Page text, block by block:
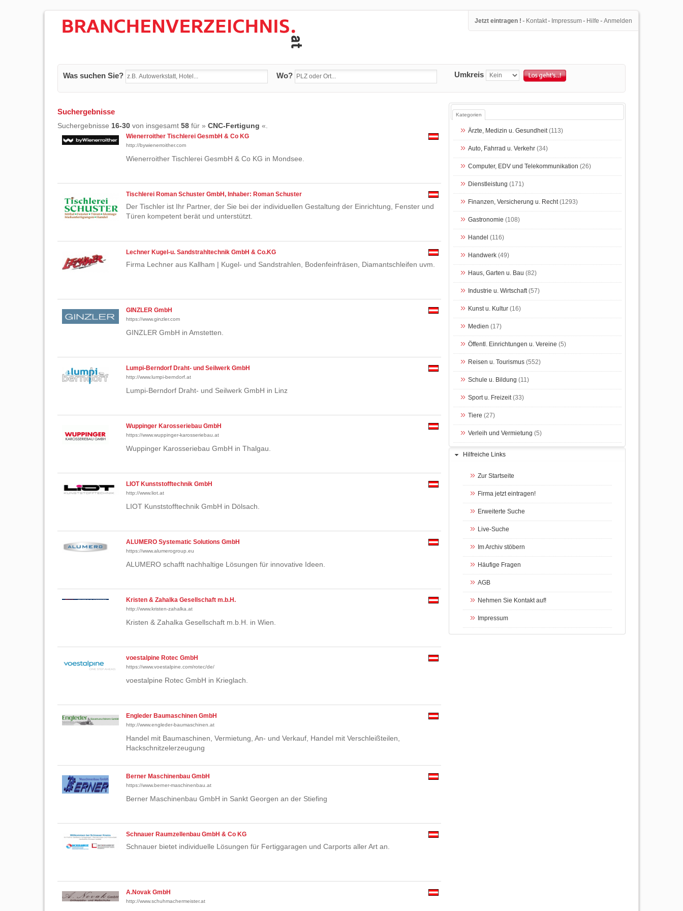
Jetzt eintragen ! - Kontakt- Impressum- Hilfe - Anmelden
Was suchen Sie? Wo? Umkreis
Suchergebnisse
Suchergebnisse 16-30 von insgesamt 58 für » CNC-Fertigung «.
Wienerroither Tischlerei GesmbH & Co KG
http://bywienerroither.com
Wienerroither Tischlerei GesmbH & Co KG in Mondsee.
Tischlerei Roman Schuster GmbH, Inhaber: Roman Schuster
Der Tischler ist Ihr Partner, der Sie bei der individuellen Gestaltung der Einrichtung, Fenster und
Türen kompetent berät und unterstützt.
Lechner Kugel-u. Sandstrahltechnik GmbH & Co.KG
Firma Lechner aus Kallham | Kugel- und Sandstrahlen, Bodenfeinfräsen, Diamantschleifen uvm.
GINZLER GmbH
https://www.ginzler.com
GINZLER GmbH in Amstetten.
Lumpi-Berndorf Draht- und Seilwerk GmbH
http://www.lumpi-berndorf.at
Lumpi-Berndorf Draht- und Seilwerk GmbH in Linz
Wuppinger Karosseriebau GmbH
https://www.wuppinger-karosseriebau.at
Wuppinger Karosseriebau GmbH in Thalgau.
LIOT Kunststofftechnik GmbH
http://www.liot.at
LIOT Kunststofftechnik GmbH in Dölsach.
ALUMERO Systematic Solutions GmbH
https://www.alumerogroup.eu
ALUMERO schafft nachhaltige Lösungen für innovative Ideen.
Kristen & Zahalka Gesellschaft m.b.H.
http://www.kristen-zahalka.at
Kristen & Zahalka Gesellschaft m.b.H. in Wien.
voestalpine Rotec GmbH
https://www.voestalpine.com/rotec/de/
voestalpine Rotec GmbH in Krieglach.
Engleder Baumaschinen GmbH
http://www.engleder-baumaschinen.at
Handel mit Baumaschinen, Vermietung, An- und Verkauf, Handel mit Verschleißteilen,
Hackschnitzelerzeugung
Berner Maschinenbau GmbH
https://www.berner-maschinenbau.at
Berner Maschinenbau GmbH in Sankt Georgen an der Stiefing
Schnauer Raumzellenbau GmbH & Co KG
Schnauer bietet individuelle Lösungen für Fertiggaragen und Carports aller Art an.
A.Novak GmbH
http://www.schuhmachermeister.at
Kategorien
Ärzte, Medizin u. Gesundheit(113)
Auto, Fahrrad u. Verkehr(34)
Computer, EDV und Telekommunikation (26)
Dienstleistung (171)
Finanzen, Versicherung u. Recht(1293)
Gastronomie (108)
Handel (116)
Handwerk(49)
Haus, Garten u. Bau (82)
Industrie u. Wirtschaft(57)
Kunst u. Kultur(16)
Medien (17)
Öffentl. Einrichtungen u. Vereine (5)
Reisen u. Tourismus(552)
Schule u. Bildung (11)
Sport u. Freizeit(33)
Tiere (27)
Verleih und Vermietung (5)
Hilfreiche Links
Zur Startseite
Firma jetzt eintragen!
Erweiterte Suche
Live-Suche
Im Archiv stöbern
Häufige Fragen
AGB
Nehmen Sie Kontakt auf!
Impressum